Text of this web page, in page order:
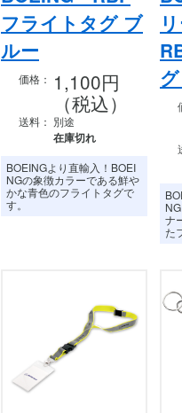
フライトタグ ブ
ルー
価格： 1,100円
（税込）
送料： 別途
在庫切れ
BOEINGより直輸入！BOEI
NGの象徴カラーである鮮や
かな青色のフライトタグで
す。
ナ
た